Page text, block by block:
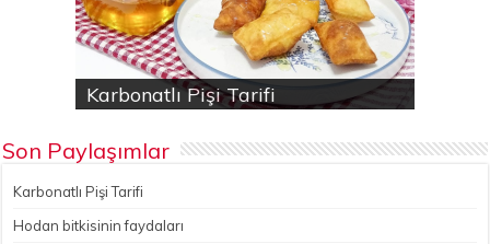
Karbonatlı Pişi Tarifi
Hodan bitkisinin faydaları
Yalancı Baklava Tarifi
Gökçesu Pilavı Tarifi
Nohutlu kereviz yemeği
Son Paylaşımlar
Karbonatlı Pişi Tarifi
Hodan bitkisinin faydaları